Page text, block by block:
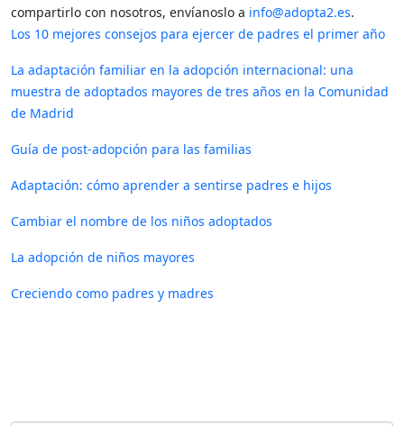
compartirlo con nosotros, envíanoslo a info@adopta2.es.
Los 10 mejores consejos para ejercer de padres el primer año
La adaptación familiar en la adopción internacional: una
muestra de adoptados mayores de tres años en la Comunidad
de Madrid
Guía de post-adopción para las familias
Adaptación: cómo aprender a sentirse padres e hijos
Cambiar el nombre de los niños adoptados
La adopción de niños mayores
Creciendo como padres y madres